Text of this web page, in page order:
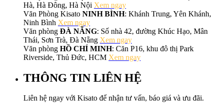
Hà, Hà Đông, Hà Nội Xem ngay
Văn Phòng Kisato NINH BÌNH: Khánh Trung, Yên Khánh,
Ninh Bình Xem ngay
Văn phòng ĐÀ NẴNG: Số nhà 42, đường Khúc Hạo, Mân
Thái, Sơn Trà, Đà Nẵng Xem ngay
Văn phòng HỒ CHÍ MINH: Căn P16, khu đô thị Park
Riverside, Thủ Đức, HCM Xem ngay
THÔNG TIN LIÊN HỆ
Liên hệ ngay với Kisato để nhận tư vấn, báo giá và ưu đãi.